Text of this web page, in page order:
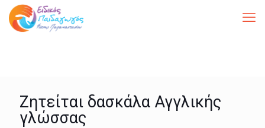
Ζητείται δασκάλα Αγγλικής
γλώσσας